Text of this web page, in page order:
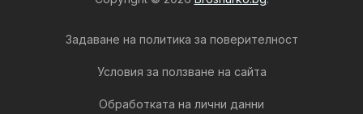
Задаване на политика за поверителност
Условия за ползване на сайта
Обработката на лични данни